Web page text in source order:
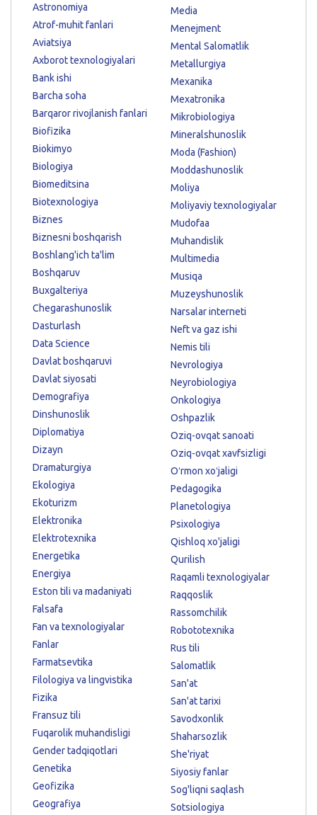
Astronomiya
Atrof-muhit fanlari
Aviatsiya
Axborot texnologiyalari
Bank ishi
Barcha soha
Barqaror rivojlanish fanlari
Biofizika
Biokimyo
Biologiya
Biomeditsina
Biotexnologiya
Biznes
Biznesni boshqarish
Boshlang'ich ta'lim
Boshqaruv
Buxgalteriya
Chegarashunoslik
Dasturlash
Data Science
Davlat boshqaruvi
Davlat siyosati
Demografiya
Dinshunoslik
Diplomatiya
Dizayn
Dramaturgiya
Ekologiya
Ekoturizm
Elektronika
Elektrotexnika
Energetika
Energiya
Eston tili va madaniyati
Falsafa
Fan va texnologiyalar
Fanlar
Farmatsevtika
Filologiya va lingvistika
Fizika
Fransuz tili
Fuqarolik muhandisligi
Gender tadqiqotlari
Genetika
Geofizika
Geografiya
Media
Menejment
Mental Salomatlik
Metallurgiya
Mexanika
Mexatronika
Mikrobiologiya
Mineralshunoslik
Moda (Fashion)
Moddashunoslik
Moliya
Moliyaviy texnologiyalar
Mudofaa
Muhandislik
Multimedia
Musiqa
Muzeyshunoslik
Narsalar interneti
Neft va gaz ishi
Nemis tili
Nevrologiya
Neyrobiologiya
Onkologiya
Oshpazlik
Oziq-ovqat sanoati
Oziq-ovqat xavfsizligi
Oʻrmon xoʻjaligi
Pedagogika
Planetologiya
Psixologiya
Qishloq xo'jaligi
Qurilish
Raqamli texnologiyalar
Raqqoslik
Rassomchilik
Robototexnika
Rus tili
Salomatlik
San'at
San'at tarixi
Savodxonlik
Shaharsozlik
She'riyat
Siyosiy fanlar
Sog'liqni saqlash
Sotsiologiya